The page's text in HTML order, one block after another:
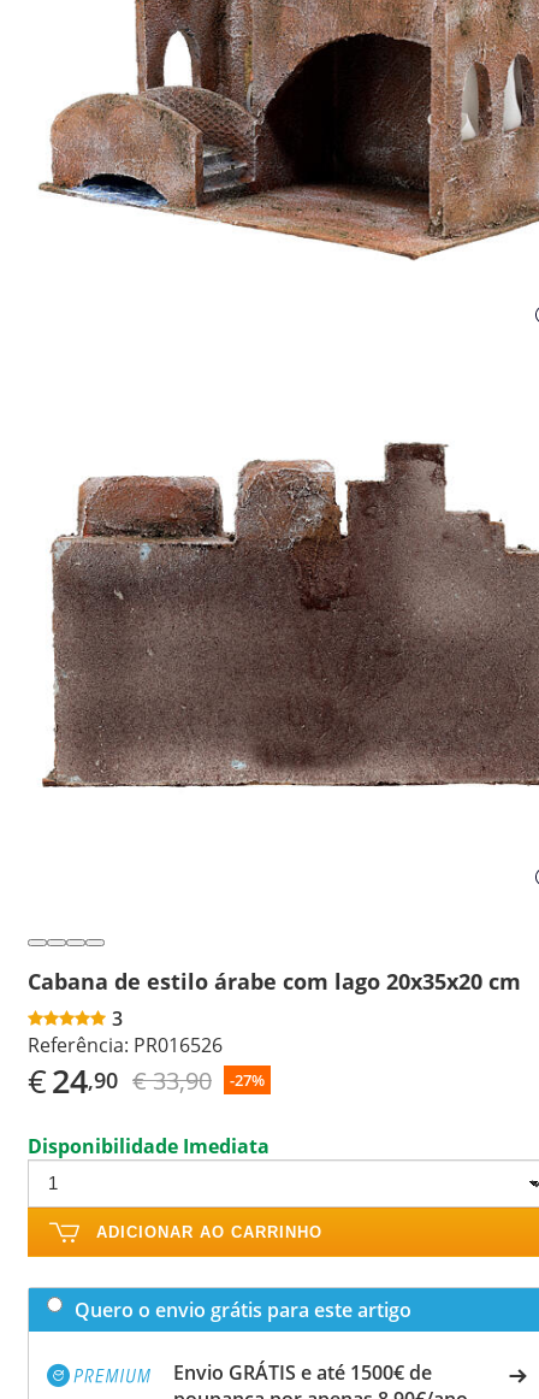
Cabana de estilo árabe com lago 20x35x20 cm
3
Referência: PR016526
€24,90 € 33,90 -27%
Disponibilidade Imediata
ADICIONAR AO CARRINHO
Quero o envio grátis para este artigo
Envio GRÁTIS e até 1500€ de